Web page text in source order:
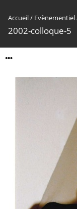
Accueil/ Evènementiel
2002-colloque-5